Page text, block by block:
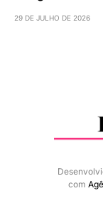
29 DE JULHO DE 2026
com